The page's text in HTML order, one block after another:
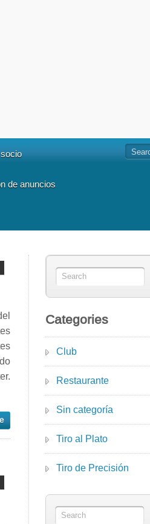
de anuncios
Categories
Club
Restaurante
Sin categoría
Tiro al Plato
Tiro de Precisión